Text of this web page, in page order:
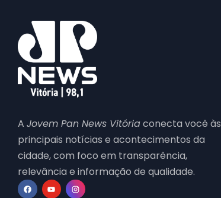
A Jovem Pan News Vitóriaconecta você às
principais notícias e acontecimentos da
cidade, com foco em transparência,
relevância e informação de qualidade.